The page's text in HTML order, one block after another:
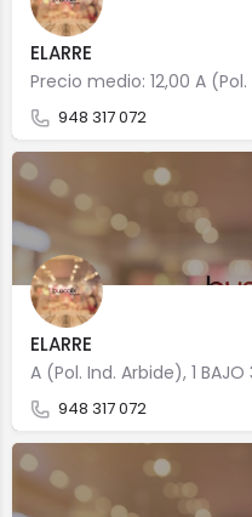
ELARRE
948 317 072
ELARRE
A (Pol. Ind. Arbide), 1 BAJO
948 317 072